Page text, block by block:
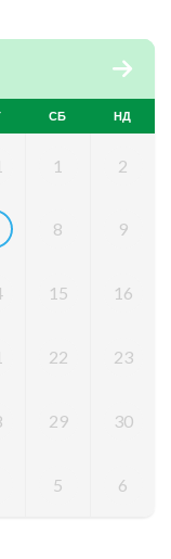
СБ НД
1 2
8 9
15 16
22 23
29 30
5 6